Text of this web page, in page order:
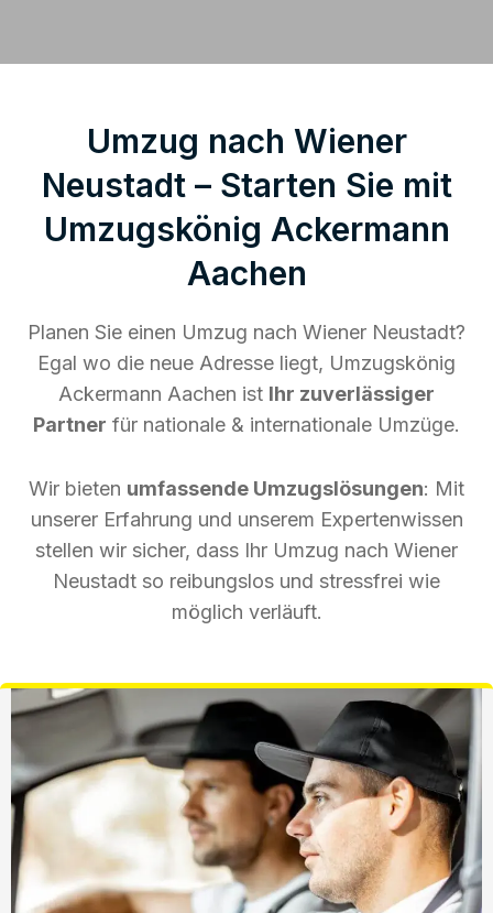
Umzug nach Wiener
Neustadt – Starten Sie mit
Umzugskönig Ackermann
Aachen
Planen Sie einen Umzug nach Wiener Neustadt?
Egal wo die neue Adresse liegt, Umzugskönig
Ackermann Aachen ist Ihr zuverlässiger
Partner für nationale & internationale Umzüge.
Wir bieten umfassende Umzugslösungen: Mit
unserer Erfahrung und unserem Expertenwissen
stellen wir sicher, dass Ihr Umzug nach Wiener
Neustadt so reibungslos und stressfrei wie
möglich verläuft.